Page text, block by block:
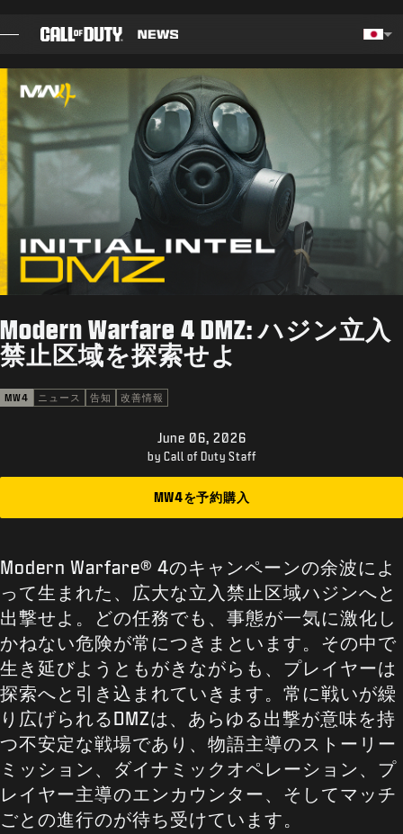
ガイド
パッチノート
ゲーム
STORE
サポート
ログイン|サインアップ
Modern Warfare 4 DMZ: ハジン立入
禁止区域を探索せよ
MW4 ニュース 告知 改善情報
June 06, 2026
by Call of Duty Staff
MW4を予約購入
Modern Warfare® 4のキャンペーンの余波によ
って生まれた、広大な立入禁止区域ハジンへと
出撃せよ。どの任務でも、事態が一気に激化し
かねない危険が常につきまといます。その中で
生き延びようともがきながらも、プレイヤーは
探索へと引き込まれていきます。常に戦いが繰
り広げられるDMZは、あらゆる出撃が意味を持
つ不安定な戦場であり、物語主導のストーリー
ミッション、ダイナミックオペレーション、プ
レイヤー主導のエンカウンター、そしてマッチ
ごとの進行のが待ち受けています。